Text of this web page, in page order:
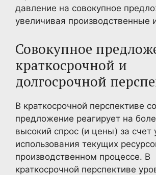
давление на совокупное
увеличивая производственные
Совокупное
краткосрочной и
долгосрочной
В краткосрочной перспективе
предложение реагирует на
высокий спрос (и цены) за счет
использования текущих
производственном процессе. В
краткосрочной перспективе